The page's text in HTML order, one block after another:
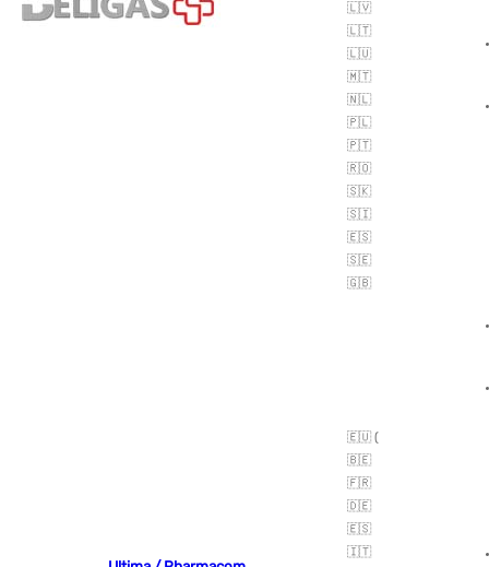
🇱🇻
🇱🇹
🇱🇺
🇲🇹
🇳🇱
🇵🇱
🇵🇹
🇷🇴
🇸🇰
🇸🇮
🇪🇸
🇸🇪
🇬🇧
🇪🇺 (
🇧🇪
🇫🇷
🇩🇪
🇪🇸
🇮🇹